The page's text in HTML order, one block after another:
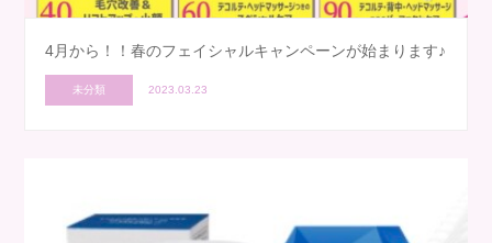
4月から！！春のフェイシャルキャンペーンが始まります♪
未分類 2023.03.23